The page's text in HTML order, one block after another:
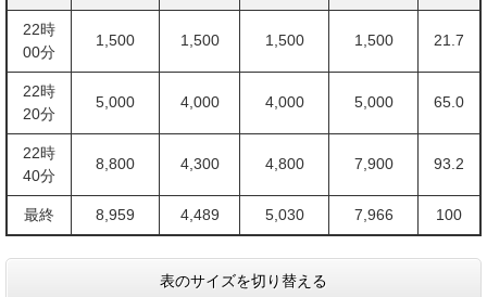
22時
00分
1,500 1,500 1,500 1,500 21.7
22時
20分
5,000 4,000 4,000 5,000 65.0
22時
40分
8,800 4,300 4,800 7,900 93.2
最終 8,959 4,489 5,030 7,966 100
表のサイズを切り替える